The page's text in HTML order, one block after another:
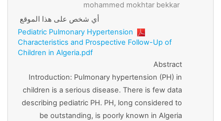
mohammed mokhtar bekkar
أي شخص على هذا الموقع
Pediatric Pulmonary Hypertension
Characteristics and Prospective Follow-Up of
Children in Algeria.pdf
Abstract
Introduction: Pulmonary hypertension (PH) in
children is a serious disease. There is few data
describing pediatric PH. PH, long considered to
be outstanding, is poorly known in Algeria